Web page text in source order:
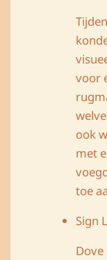
voor
ook
met
toe
Sign
Dove